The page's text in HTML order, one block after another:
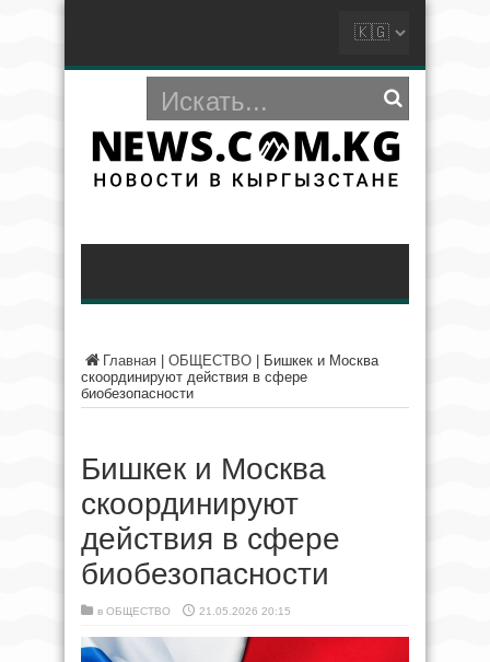
Главная ОБЩЕСТВО
Бишкек и Москва
скоординируют действия в сфере
биобезопасности
Бишкек и Москва
скоординируют
действия в сфере
биобезопасности
в ОБЩЕСТВО 21.05.2026 20:15